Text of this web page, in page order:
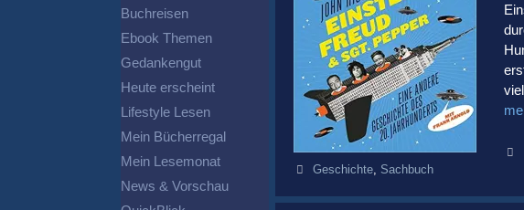
Schlagwörter
Geschichte, Sachbuch
Buchreisen
Ebook Themen
Gedankengut
Heute erscheint
Lifestyle Lesen
Mein Bücherregal
Mein Lesemonat
News & Vorschau